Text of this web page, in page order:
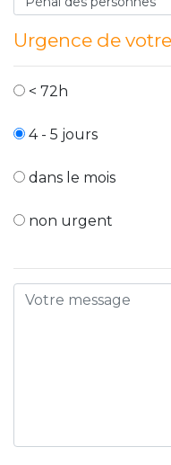
Urgence de
< 72h
4 - 5 jours
dans le mois
non urgent